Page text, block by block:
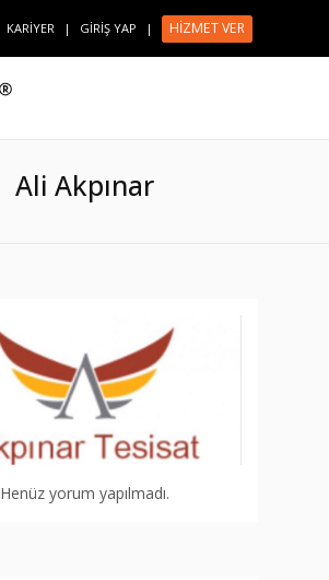
KARİYER | GİRİŞ YAP | HİZMET VER
Ali Akpınar
Henüz yorum yapılmadı.